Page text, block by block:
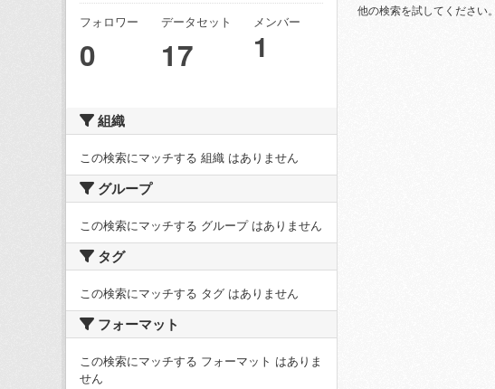
フォロワー
0
データセット
17
メンバー
1
組織
この検索にマッチする 組織 はありません
グループ
この検索にマッチする グループ はありません
タグ
この検索にマッチする タグ はありません
フォーマット
この検索にマッチする フォーマット はありま
せん
他の検索を試してください。